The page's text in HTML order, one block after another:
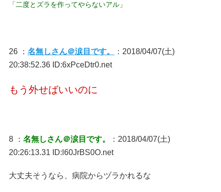
「二度とズラを作ってやらないアル」
26 ： 名無しさん＠涙目です。
：2018/04/07(土)
20:38:52.36 ID:6xPceDtr0.net
もう外せばいいのに
8 ： 名無しさん＠涙目です。
：2018/04/07(土)
20:26:13.31 ID:l60JrBS0O.net
大丈夫そうなら、病院からヅラかれるな